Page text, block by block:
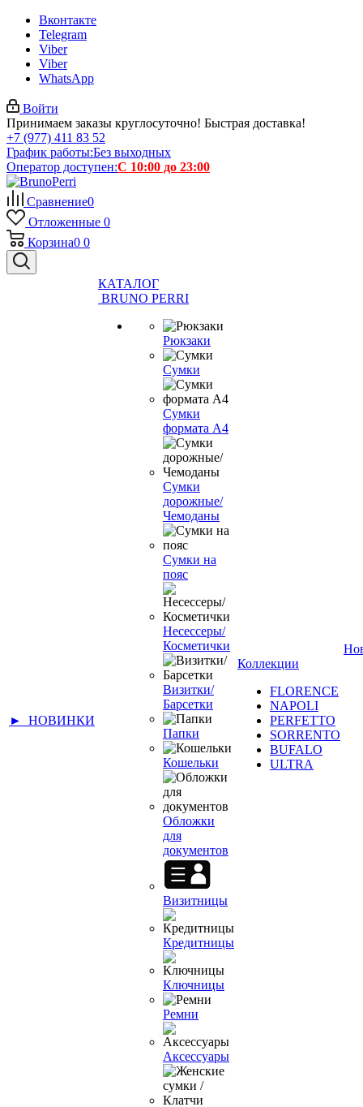
Вконтакте
Telegram
Viber
Viber
WhatsApp
Войти
Принимаем заказы круглосуточно! Быстрая доставка!
+7 (977) 411 83 52
График работы:Без выходных
Оператор доступен:С 10:00 до 23:00
Сравнение0
Отложенные 0
Корзина0 0
► НОВИНКИ
КАТАЛОГ
BRUNO PERRI
Рюкзаки
Сумки
Сумки
формата А4
Сумки
дорожные/
Чемоданы
Сумки на
пояс
Несессеры/
Косметички
Визитки/
Барсетки
Папки
Кошельки
Обложки
для
документов
Визитницы
Кредитницы
Ключницы
Ремни
Аксессуары
Коллекции
FLORENCE
NAPOLI
PERFETTO
SORRENTO
BUFALO
ULTRA